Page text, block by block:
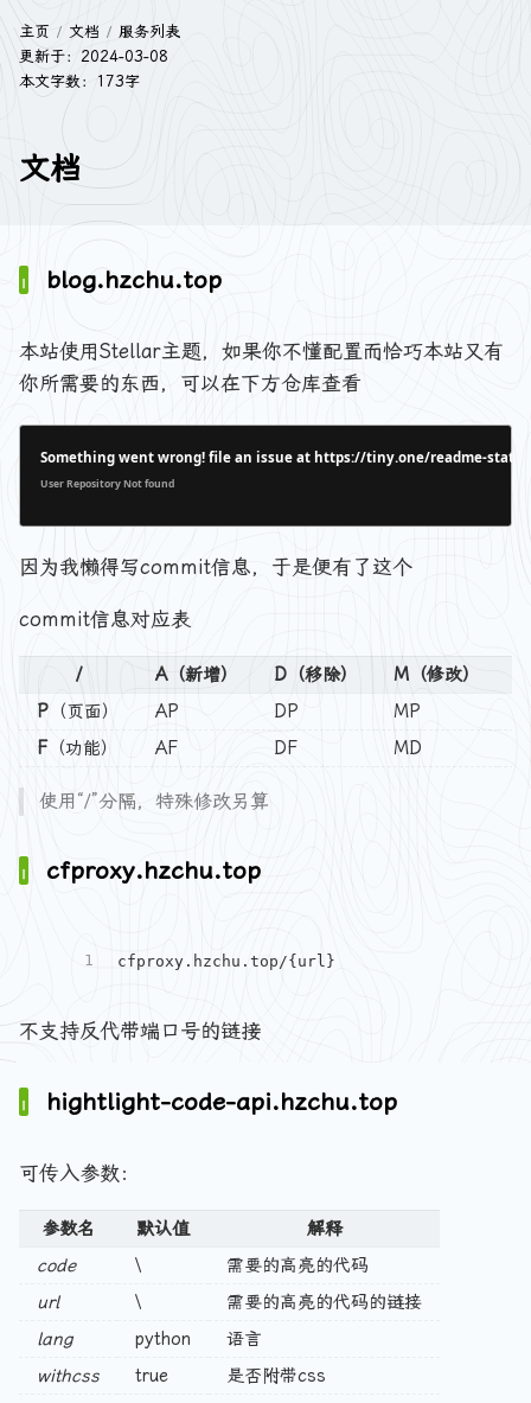
主页 文档
服务列表
更新于： 2024-03-08
本文字数：173字
文档
blog.hzchu.top
本站使用Stellar主题，如果你不懂配置而恰巧本站又有
你所需要的东西，可以在下方仓库查看
因为我懒得写commit信息，于是便有了这个
commit信息对应表
/ A（新增） D（移除） M（修改）
P （页面） AP DP MP
F （功能） AF DF MD
使用“/”分隔，特殊修改另算
cfproxy.hzchu.top
1 cfproxy.hzchu.top/{url}
不支持反代带端口号的链接
hightlight-code-api.hzchu.top
可传入参数：
参数名 默认值
解释
code
\
需要的高亮的代码
url
\
需要的高亮的代码的链接
lang
python
语言
withcss
true 是否附带css